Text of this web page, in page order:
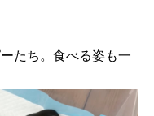
たち。食べる姿も一